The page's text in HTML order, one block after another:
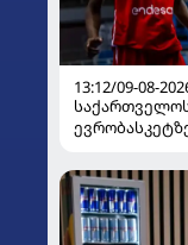
13:12/09-08-